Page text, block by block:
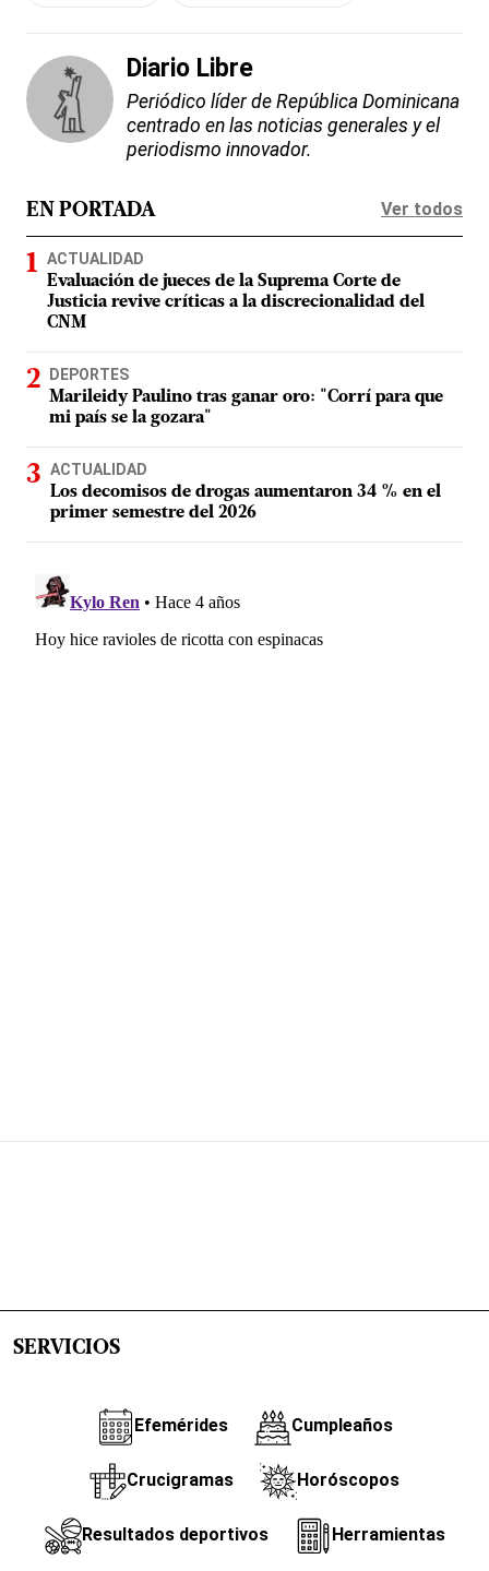
Diario Libre
Periódico líder de República Dominicana
centrado en las noticias generales y el
periodismo innovador.
EN PORTADA Ver todos
ACTUALIDAD
Evaluación de jueces de la Suprema Corte de
Justicia revive críticas a la discrecionalidad del
CNM
DEPORTES
Marileidy Paulino tras ganar oro: "Corrí para que
mi país se la gozara"
ACTUALIDAD
Los decomisos de drogas aumentaron 34 % en el
primer semestre del 2026
SERVICIOS
Efemérides Cumpleaños
Crucigramas Horóscopos
Resultados deportivos Herramientas